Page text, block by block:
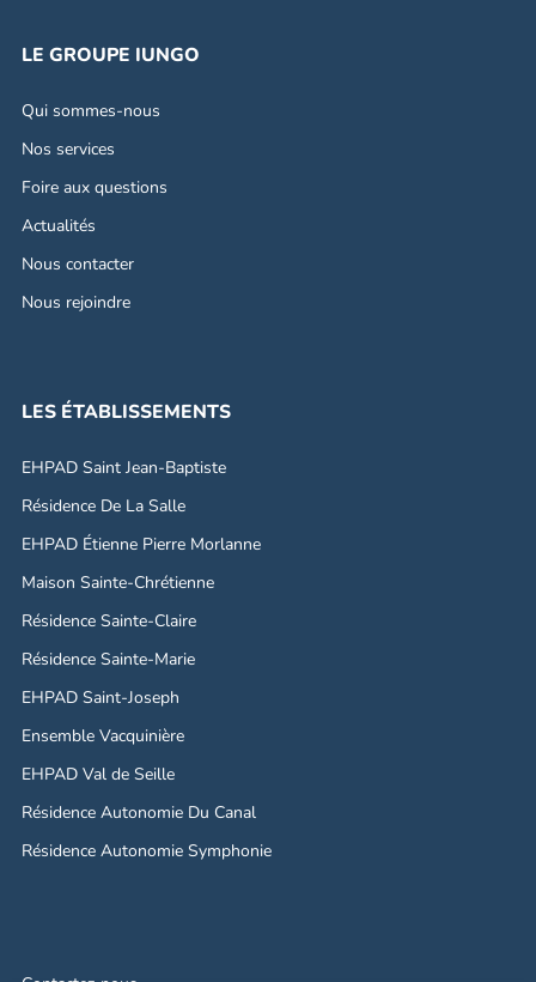
LE GROUPE IUNGO
Qui sommes-nous
Nos services
Foire aux questions
Actualités
Nous contacter
Nous rejoindre
LES ÉTABLISSEMENTS
EHPAD Saint Jean-Baptiste
Résidence De La Salle
EHPAD Étienne Pierre Morlanne
Maison Sainte-Chrétienne
Résidence Sainte-Claire
Résidence Sainte-Marie
EHPAD Saint-Joseph
Ensemble Vacquinière
EHPAD Val de Seille
Résidence Autonomie Du Canal
Résidence Autonomie Symphonie